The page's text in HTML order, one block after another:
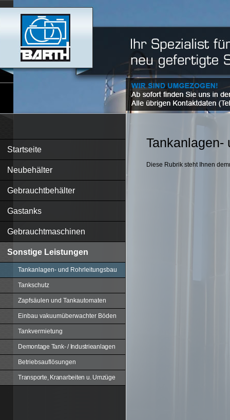
Startseite
Neubehälter
Gebrauchtbehälter
Gastanks
Gebrauchtmaschinen
Sonstige Leistungen
Tankanlagen- und Rohrleitungsbau
Tankschutz
Zapfsäulen und Tankautomaten
Einbau vakuumüberwachter Böden
Tankvermietung
Demontage Tank- / Industrieanlagen
Betriebsauflösungen
Transporte, Kranarbeiten u. Umzüge
Tankanlagen-
Diese Rubrik steht Ihnen